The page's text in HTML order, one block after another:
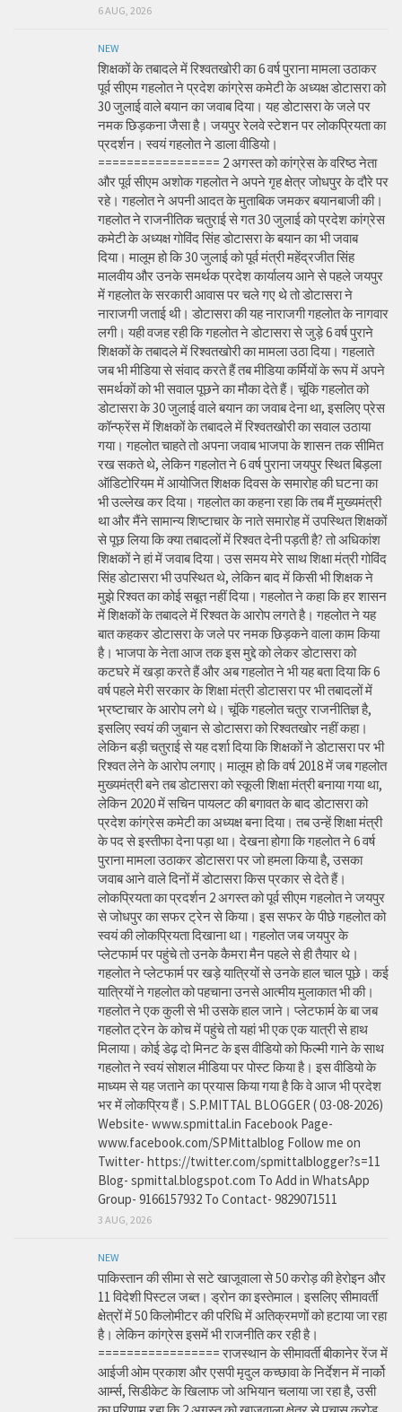
6 AUG, 2026
NEW
शिक्षकों के तबादले में रिश्वतखोरी का 6 वर्ष पुराना मामला उठाकर
पूर्व सीएम गहलोत ने प्रदेश कांग्रेस कमेटी के अध्यक्ष डोटासरा को
30 जुलाई वाले बयान का जवाब दिया। यह डोटासरा के जले पर
नमक छिड़कना जैसा है। जयपुर रेलवे स्टेशन पर लोकप्रियता का
प्रदर्शन। स्वयं गहलोत ने डाला वीडियो।
================= 2 अगस्त को कांग्रेस के वरिष्ठ नेता
और पूर्व सीएम अशोक गहलोत ने अपने गृह क्षेत्र जोधपुर के दौरे पर
रहे। गहलोत ने अपनी आदत के मुताबिक जमकर बयानबाजी की।
गहलोत ने राजनीतिक चतुराई से गत 30 जुलाई को प्रदेश कांग्रेस
कमेटी के अध्यक्ष गोविंद सिंह डोटासरा के बयान का भी जवाब
दिया। मालूम हो कि 30 जुलाई को पूर्व मंत्री महेंद्रजीत सिंह
मालवीय और उनके समर्थक प्रदेश कार्यालय आने से पहले जयपुर
में गहलोत के सरकारी आवास पर चले गए थे तो डोटासरा ने
नाराजगी जताई थी। डोटासरा की यह नाराजगी गहलोत के नागवार
लगी। यही वजह रही कि गहलोत ने डोटासरा से जुड़े 6 वर्ष पुराने
शिक्षकों के तबादले में रिश्वतखोरी का मामला उठा दिया। गहलाते
जब भी मीडिया से संवाद करते हैं तब मीडिया कर्मियों के रूप में अपने
समर्थकों को भी सवाल पूछने का मौका देते हैं। चूंकि गहलोत को
डोटासरा के 30 जुलाई वाले बयान का जवाब देना था, इसलिए प्रेस
कॉन्फ्रेंस में शिक्षकों के तबादले में रिश्वतखोरी का सवाल उठाया
गया। गहलोत चाहते तो अपना जवाब भाजपा के शासन तक सीमित
रख सकते थे, लेकिन गहलोत ने 6 वर्ष पुराना जयपुर स्थित बिड़ला
ऑडिटोरियम में आयोजित शिक्षक दिवस के समारोह की घटना का
भी उल्लेख कर दिया। गहलोत का कहना रहा कि तब मैं मुख्यमंत्री
था और मैंने सामान्य शिष्टाचार के नाते समारोह में उपस्थित शिक्षकों
से पूछ लिया कि क्या तबादलों में रिश्वत देनी पड़ती है? तो अधिकांश
शिक्षकों ने हां में जवाब दिया। उस समय मेरे साथ शिक्षा मंत्री गोविंद
सिंह डोटासरा भी उपस्थित थे, लेकिन बाद में किसी भी शिक्षक ने
मुझे रिश्वत का कोई सबूत नहीं दिया। गहलोत ने कहा कि हर शासन
में शिक्षकों के तबादले में रिश्वत के आरोप लगते है। गहलोत ने यह
बात कहकर डोटासरा के जले पर नमक छिड़कने वाला काम किया
है। भाजपा के नेता आज तक इस मुद्दे को लेकर डोटासरा को
कटघरे में खड़ा करते हैं और अब गहलोत ने भी यह बता दिया कि 6
वर्ष पहले मेरी सरकार के शिक्षा मंत्री डोटासरा पर भी तबादलों में
भ्रष्टाचार के आरोप लगे थे। चूंकि गहलोत चतुर राजनीतिज्ञ है,
इसलिए स्वयं की जुबान से डोटासरा को रिश्वतखोर नहीं कहा।
लेकिन बड़ी चतुराई से यह दर्शा दिया कि शिक्षकों ने डोटासरा पर भी
रिश्वत लेने के आरोप लगाए। मालूम हो कि वर्ष 2018 में जब गहलोत
मुख्यमंत्री बने तब डोटासरा को स्कूली शिक्षा मंत्री बनाया गया था,
लेकिन 2020 में सचिन पायलट की बगावत के बाद डोटासरा को
प्रदेश कांग्रेस कमेटी का अध्यक्ष बना दिया। तब उन्हें शिक्षा मंत्री
के पद से इस्तीफा देना पड़ा था। देखना होगा कि गहलोत ने 6 वर्ष
पुराना मामला उठाकर डोटासरा पर जो हमला किया है, उसका
जवाब आने वाले दिनों में डोटासरा किस प्रकार से देते हैं।
लोकप्रियता का प्रदर्शन 2 अगस्त को पूर्व सीएम गहलोत ने जयपुर
से जोधपुर का सफर ट्रेन से किया। इस सफर के पीछे गहलोत को
स्वयं की लोकप्रियता दिखाना था। गहलोत जब जयपुर के
प्लेटफार्म पर पहुंचे तो उनके कैमरा मैन पहले से ही तैयार थे।
गहलोत ने प्लेटफार्म पर खड़े यात्रियों से उनके हाल चाल पूछे। कई
यात्रियों ने गहलोत को पहचाना उनसे आत्मीय मुलाकात भी की।
गहलोत ने एक कुली से भी उसके हाल जाने। प्लेटफार्म के बा जब
गहलोत ट्रेन के कोच में पहुंचे तो यहां भी एक एक यात्री से हाथ
मिलाया। कोई डेढ़ दो मिनट के इस वीडियो को फिल्मी गाने के साथ
गहलोत ने स्वयं सोशल मीडिया पर पोस्ट किया है। इस वीडियो के
माध्यम से यह जताने का प्रयास किया गया है कि वे आज भी प्रदेश
भर में लोकप्रिय हैं। S.P.MITTAL BLOGGER ( 03-08-2026)
Website- www.spmittal.in Facebook Page-
www.facebook.com/SPMittalblog Follow me on
Twitter- https://twitter.com/spmittalblogger?s=11
Blog- spmittal.blogspot.com To Add in WhatsApp
Group- 9166157932 To Contact- 9829071511
3 AUG, 2026
NEW
पाकिस्तान की सीमा से सटे खाजूवाला से 50 करोड़ की हेरोइन और
11 विदेशी पिस्टल जब्त। ड्रोन का इस्तेमाल। इसलिए सीमावर्ती
क्षेत्रों में 50 किलोमीटर की परिधि में अतिक्रमणों को हटाया जा रहा
है। लेकिन कांग्रेस इसमें भी राजनीति कर रही है।
================= राजस्थान के सीमावर्ती बीकानेर रेंज में
आईजी ओम प्रकाश और एसपी मृदुल कच्छावा के निर्देशन में नार्को
आर्म्स, सिडीकेट के खिलाफ जो अभियान चलाया जा रहा है, उसी